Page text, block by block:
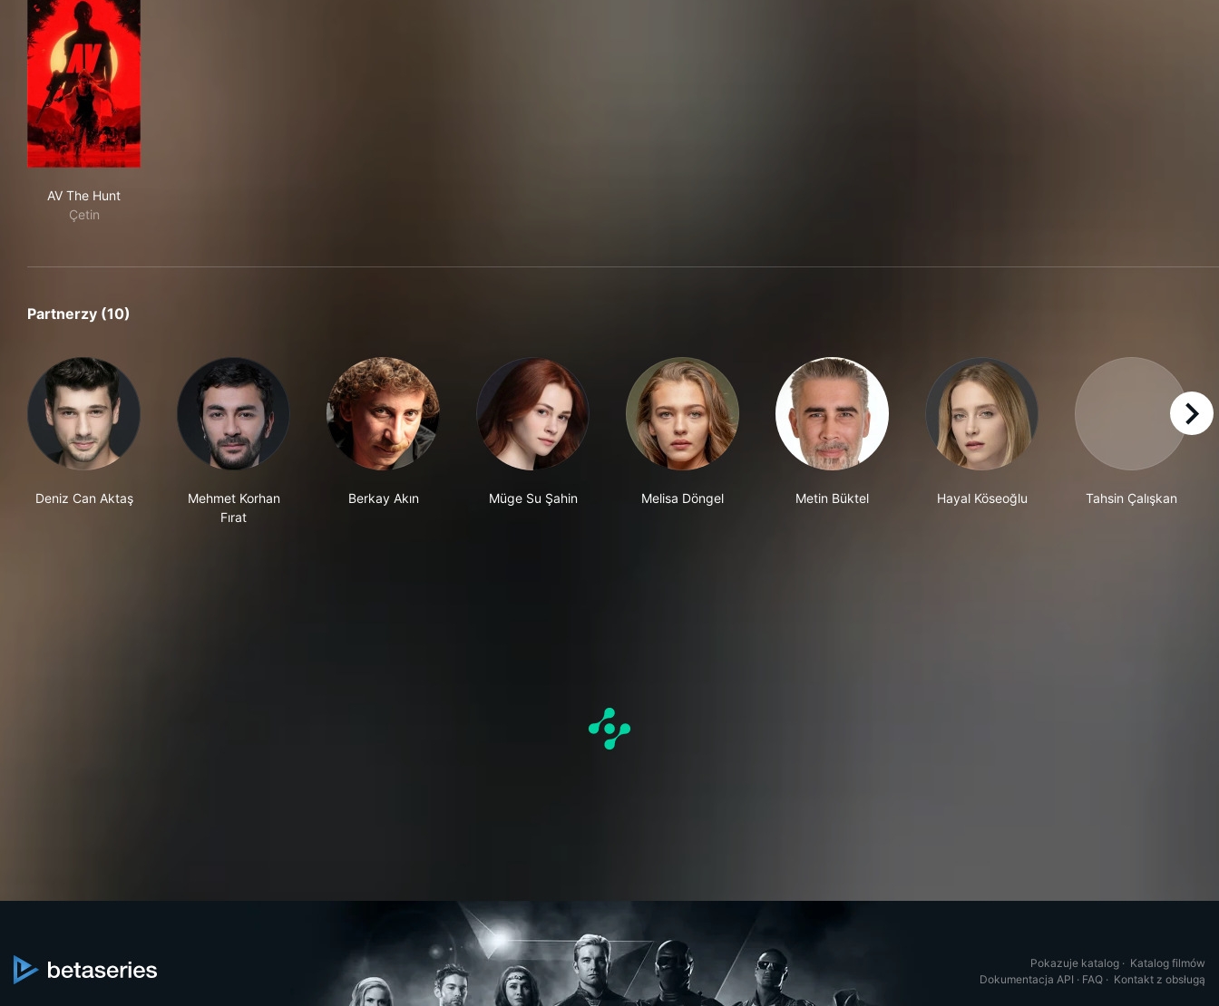
AV The Hunt
Çetin
Partnerzy (10)
Deniz Can Aktaş
Mehmet Korhan
Fırat
Berkay Akın Müge Su Şahin Melisa Döngel Metin Büktel Hayal Köseoğlu Tahsin Çalışkan
right
Pokazuje katalog · Katalog filmów
Dokumentacja API · FAQ · Kontakt z obsługą